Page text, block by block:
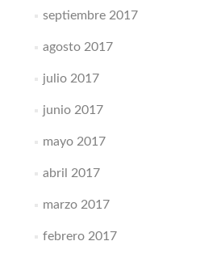
septiembre 2017
agosto 2017
julio 2017
junio 2017
mayo 2017
abril 2017
marzo 2017
febrero 2017